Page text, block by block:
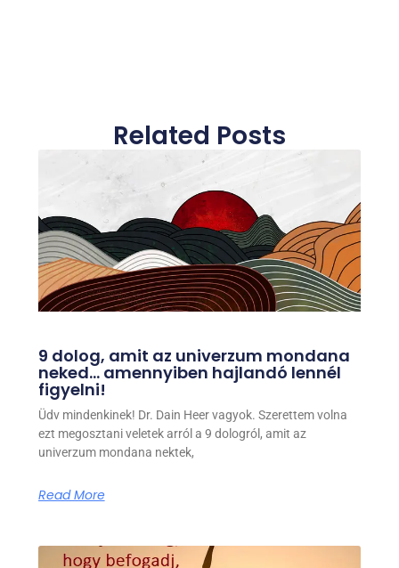
Related Posts
9 dolog, amit az univerzum mondana
neked… amennyiben hajlandó lennél
figyelni!
Üdv mindenkinek! Dr. Dain Heer vagyok. Szerettem volna
ezt megosztani veletek arról a 9 dologról, amit az
univerzum mondana nektek,
Read More